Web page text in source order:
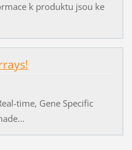
k produktu jsou ke
time, Gene Specific